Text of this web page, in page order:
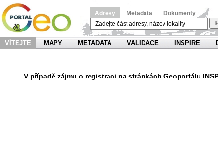
Adresy Metadata Dokumenty
VÍTEJTE MAPY METADATA VALIDACE INSPIRE
Vpřípadě zájmu o registraci na stránkách Geoportálu